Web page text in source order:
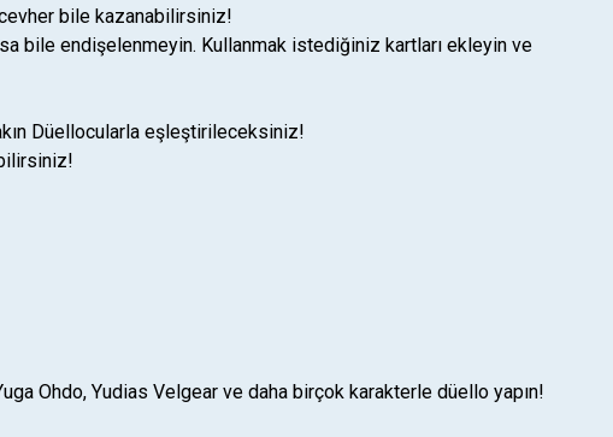
bile kazanabilirsiniz!
bile endişelenmeyin. Kullanmak istediğiniz kartları ekleyin ve
Düellocularla eşleştirileceksiniz!
Ohdo, Yudias Velgear ve daha birçok karakterle düello yapın!